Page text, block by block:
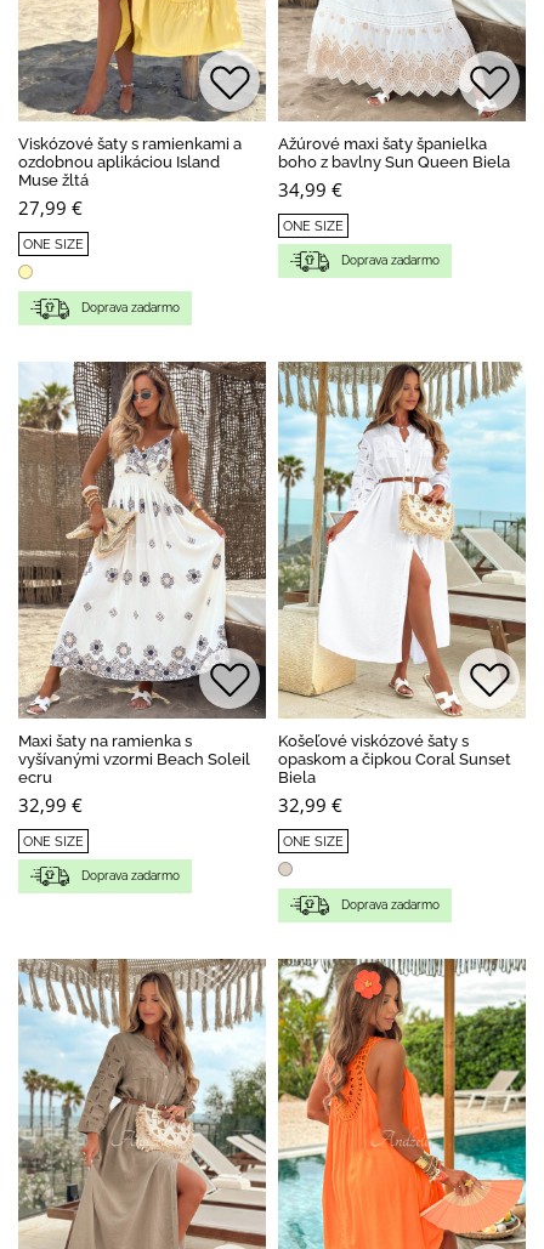
Viskózové šaty s ramienkami a
ozdobnou aplikáciou Island
Muse žltá
27,99 €
ONE SIZE
Doprava zadarmo
Ažúrové maxi šaty španielka
boho z bavlny Sun Queen Biela
34,99 €
ONE SIZE
Doprava zadarmo
Maxi šaty na ramienka s
vyšívanými vzormi Beach Soleil
ecru
32,99 €
ONE SIZE
Doprava zadarmo
Košeľové viskózové šaty s
opaskom a čipkou Coral Sunset
Biela
32,99 €
ONE SIZE
Doprava zadarmo